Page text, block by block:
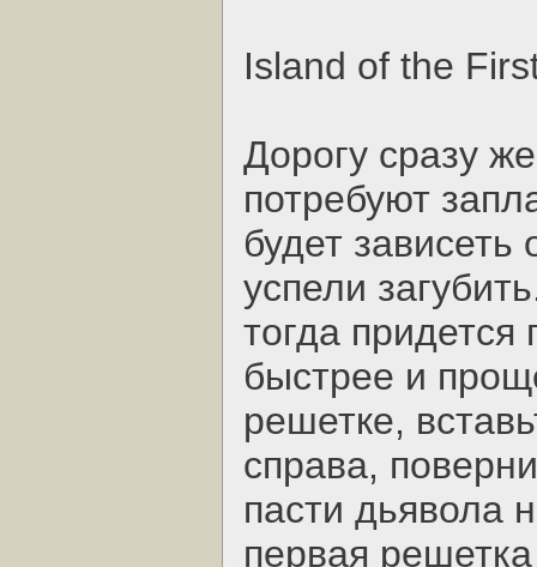
Island of the
Дорогу сразу
потребуют
будет
успели
тогда придется
быстрее и
решетке,
справа,
пасти дьявола
первая